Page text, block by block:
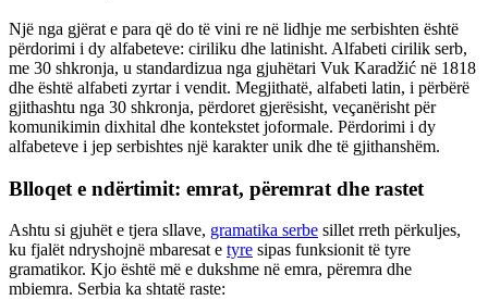
Një nga gjërat e para që do të vini re në lidhje me serbishten është
përdorimi i dy alfabeteve: ciriliku dhe latinisht. Alfabeti cirilik serb,
me 30 shkronja, u standardizua nga gjuhëtari Vuk Karadžić në 1818
dhe është alfabeti zyrtar i vendit. Megjithatë, alfabeti latin, i përbërë
gjithashtu nga 30 shkronja, përdoret gjerësisht, veçanërisht për
komunikimin dixhital dhe kontekstet joformale. Përdorimi i dy
alfabeteve i jep serbishtes një karakter unik dhe të gjithanshëm.
Blloqet e ndërtimit: emrat, përemrat dhe rastet
Ashtu si gjuhët e tjera sllave, gramatika serbe sillet rreth përkuljes,
ku fjalët ndryshojnë mbaresat e tyre sipas funksionit të tyre
gramatikor. Kjo është më e dukshme në emra, përemra dhe
mbiemra. Serbia ka shtatë raste: